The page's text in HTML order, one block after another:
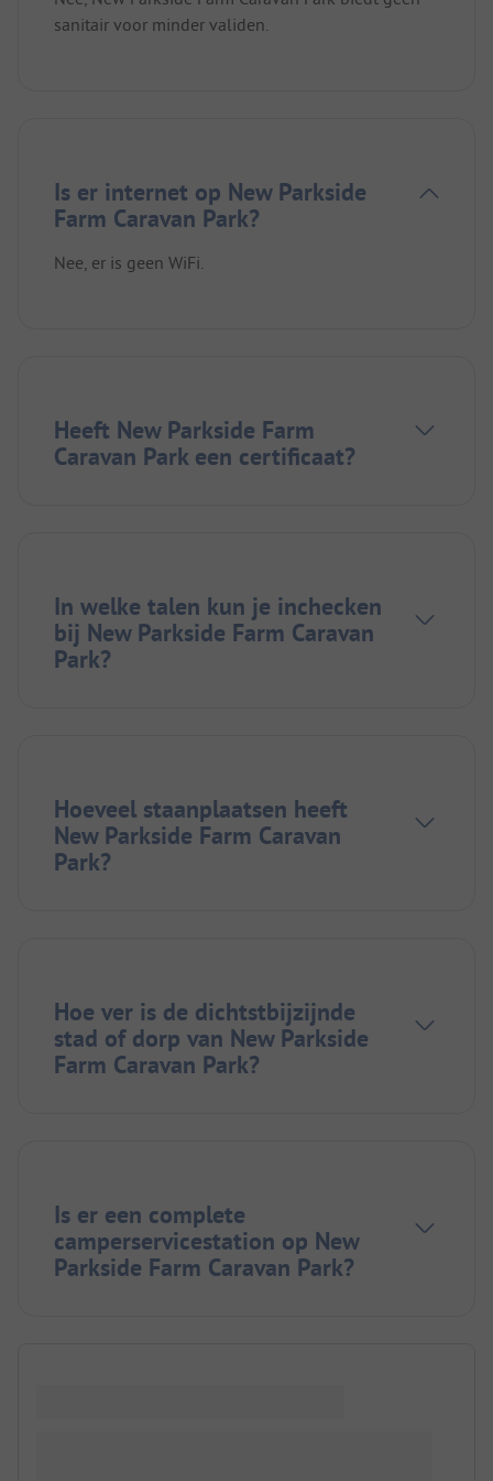
sanitair voor minder validen.
Is er internet op New Parkside
Farm Caravan Park?
Nee, er is geen WiFi.
Heeft New Parkside Farm
Caravan Park een certificaat?
In welke talen kun je inchecken
bij New Parkside Farm Caravan
Park?
Hoeveel staanplaatsen heeft
New Parkside Farm Caravan
Park?
Hoe ver is de dichtstbijzijnde
stad of dorp van New Parkside
Farm Caravan Park?
Is er een complete
camperservicestation op New
Parkside Farm Caravan Park?